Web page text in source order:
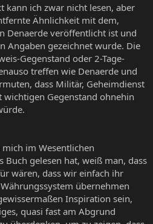
kann ich zwar nicht lesen, aber
Ähnlichkeit mit dem,
Denaerde veröffentlicht ist und
Angaben gezeichnet wurde. Die
Gegenstand oder 2-Tage-
treffen wie Denaerde und
dass Militär, Geheimdienst
Gegenstand ohnehin
im Wesentlichen
Buch gelesen hat, weiß man, dass
wären, dass wir einfach ihr
übernehmen
Inspiration sein,
quasi fast am Abgrund